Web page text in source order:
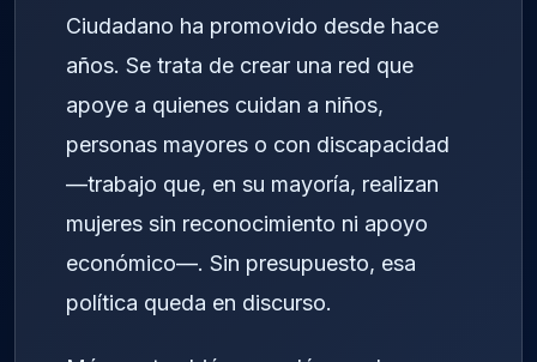
Ciudadano ha promovido desde hace
años. Se trata de crear una red que
apoye a quienes cuidan a niños,
personas mayores o con discapacidad
—trabajo que, en su mayoría, realizan
mujeres sin reconocimiento ni apoyo
económico—. Sin presupuesto, esa
política queda en discurso.